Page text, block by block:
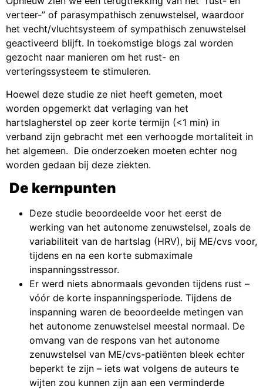
verteer-” of parasympathisch zenuwstelsel, waardoor
het vecht/vluchtsysteem of sympathisch zenuwstelsel
geactiveerd blijft. In toekomstige blogs zal worden
gezocht naar manieren om het rust- en
verteringssysteem te stimuleren.
Hoewel deze studie ze niet heeft gemeten, moet
worden opgemerkt dat verlaging van het
hartslagherstel op zeer korte termijn (<1 min) in
verband zijn gebracht met een verhoogde mortaliteit in
het algemeen. Die onderzoeken moeten echter nog
worden gedaan bij deze ziekten.
De kernpunten
Deze studie beoordeelde voor het eerst de
werking van het autonome zenuwstelsel, zoals de
variabiliteit van de hartslag (HRV), bij ME/cvs voor,
tijdens en na een korte submaximale
inspanningsstressor.
Er werd niets abnormaals gevonden tijdens rust –
vóór de korte inspanningsperiode. Tijdens de
inspanning waren de beoordeelde metingen van
het autonome zenuwstelsel meestal normaal. De
omvang van de respons van het autonome
zenuwstelsel van ME/cvs-patiënten bleek echter
beperkt te zijn – iets wat volgens de auteurs te
wijten zou kunnen zijn aan een verminderde